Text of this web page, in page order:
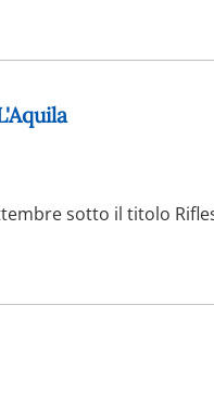
sotto il titolo